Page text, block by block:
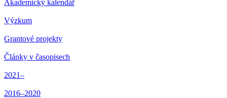
Akademický kalendář
Výzkum
Grantové projekty
Články v časopisech
2021–
2016–2020